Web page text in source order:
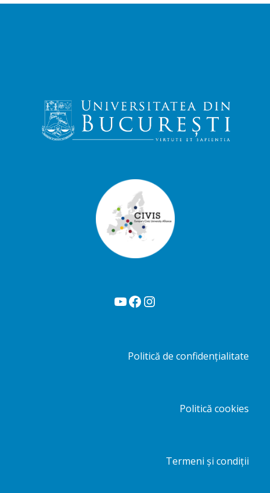
YouTube Facebook Instagram
Politică de confidențialitate
Politică cookies
Termeni și condiții